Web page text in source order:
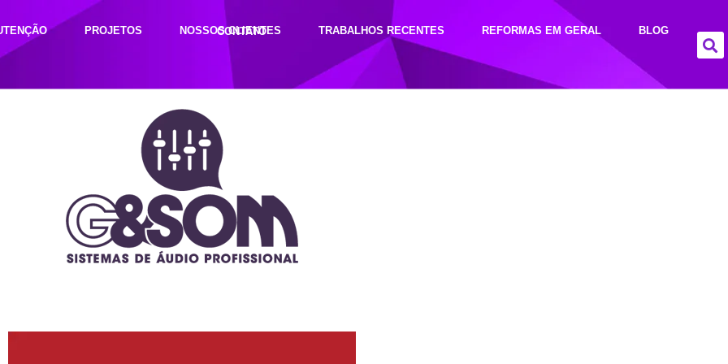
PROJETOS NOSSOS CLIENTES TRABALHOS RECENTES REFORMAS EM GERAL BLOG
CONTATO